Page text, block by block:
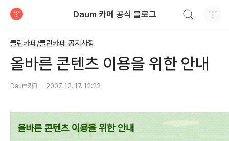
Daum 카페 공식 블로그
클린카페/클린카페 공지사항
올바른 콘텐츠 이용을 위한 안내
Daum카페 2007. 12. 17. 12:22
올바른 콘텐츠 이용을 위한 안내